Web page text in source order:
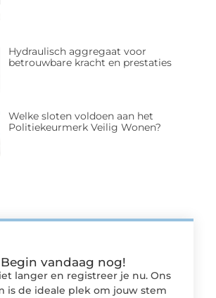
Hydraulisch aggregaat voor
betrouwbare kracht en prestaties
Welke sloten voldoen aan het
Politiekeurmerk Veilig Wonen?
Begin vandaag nog!
langer en registreer je nu. Ons
is de ideale plek om jouw stem